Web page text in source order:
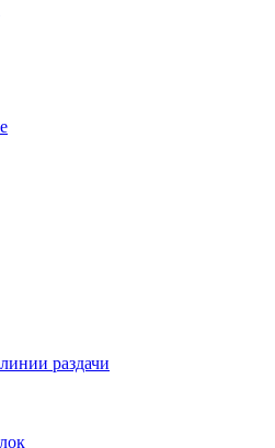
раздачи